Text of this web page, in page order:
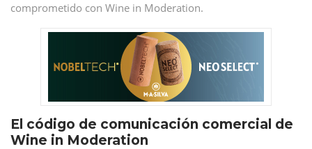
comprometido con Wine in Moderation.
El código de comunicación comercial de
Wine in Moderation